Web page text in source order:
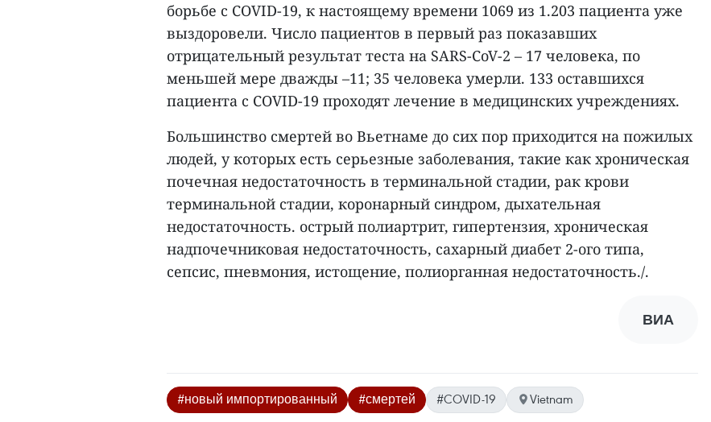
борьбе с COVID-19, к настоящему времени 1069 из 1.203 пациента уже
выздоровели. Число пациентов в первый раз показавших
отрицательный результат теста на SARS-CoV-2 – 17 человека, по
меньшей мере дважды –11; 35 человека умерли. 133 оставшихся
пациента с COVID-19 проходят лечение в медицинских учреждениях.
Большинство смертей во Вьетнаме до сих пор приходится на пожилых
людей, у которых есть серьезные заболевания, такие как хроническая
почечная недостаточность в терминальной стадии, рак крови
терминальной стадии, коронарный синдром, дыхательная
недостаточность. острый полиартрит, гипертензия, хроническая
надпочечниковая недостаточность, сахарный диабет 2-ого типа,
сепсис, пневмония, истощение, полиорганная недостаточность./.
ВИА
#новый импортированный #смертей #COVID-19 Vietnam